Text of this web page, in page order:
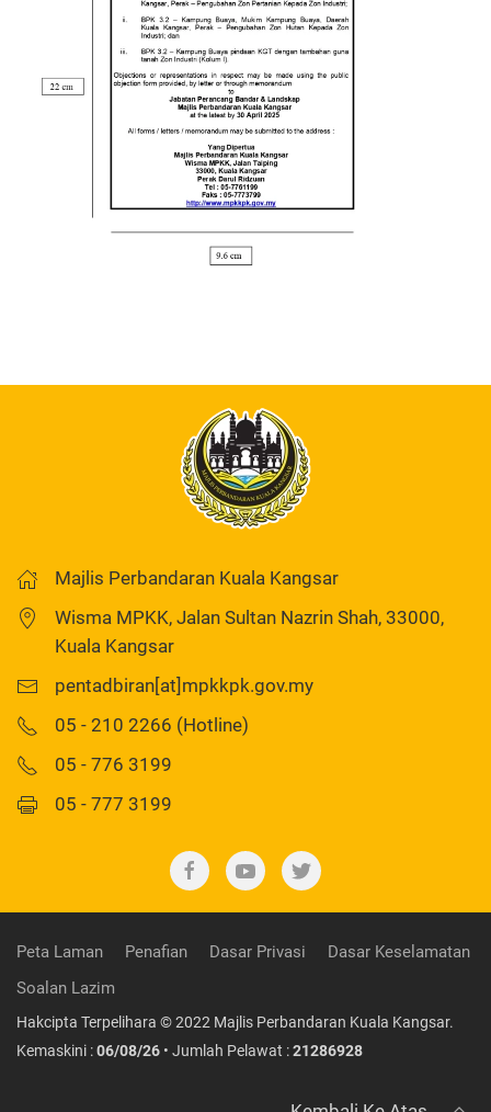
Read more
Majlis Perbandaran Kuala Kangsar
Wisma MPKK, Jalan Sultan Nazrin Shah, 33000,
Kuala Kangsar
pentadbiran[at]mpkkpk.gov.my
05 - 210 2266 (Hotline)
05 - 776 3199
05 - 777 3199
Peta Laman Penafian Dasar Privasi
Dasar Keselamatan
Soalan Lazim
Hakcipta Terpelihara © 2022 Majlis Perbandaran Kuala Kangsar.
Kemaskini :06/08/26 • Jumlah Pelawat :21286928